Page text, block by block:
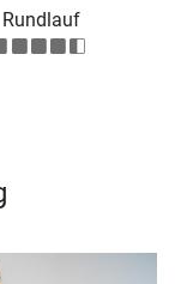
Rundlauf